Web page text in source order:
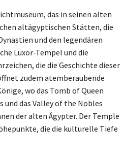
das in seinen alten
altägyptischen Stätten, die
und den legendären
Luxor-Tempel und die
die die Geschichte dieser
zudem atemberaubende
wo das Tomb of Queen
das Valley of the Nobles
der alten Ägypter. Der Temple
die die kulturelle Tiefe